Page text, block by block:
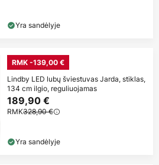
Yra sandėlyje
RMK -139,00 €
Lindby LED lubų šviestuvas Jarda, stiklas,
134 cm ilgio, reguliuojamas
189,90 €
RMK328,90 €
Yra sandėlyje